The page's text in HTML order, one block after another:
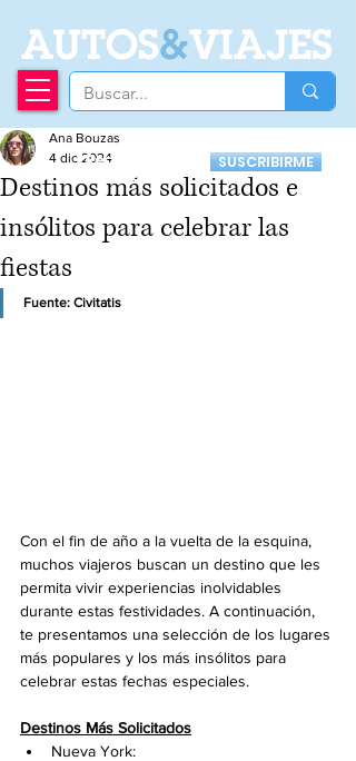
AUTOS&VIAJES
Recibí nuestro
Newsletter
SUSCRIBIRME
Destinos más solicitados e
insólitos para celebrar las
fiestas
Ana Bouzas
4 dic 2024
Fuente: Civitatis
Con el fin de año a la vuelta de la esquina,
muchos viajeros buscan un destino que les
permita vivir experiencias inolvidables
durante estas festividades. A continuación,
te presentamos una selección de los lugares
más populares y los más insólitos para
celebrar estas fechas especiales.
Destinos Más Solicitados
Nueva York: